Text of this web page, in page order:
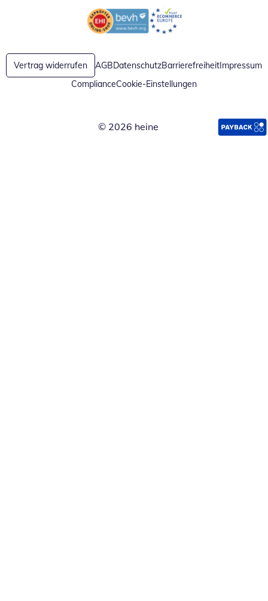
Öffnet in neuem FensterÖffnet in neuem Fenster
Vertrag widerrufen AGBDatenschutzBarrierefreiheitImpressum
ComplianceCookie-Einstellungen
© 2026 heine